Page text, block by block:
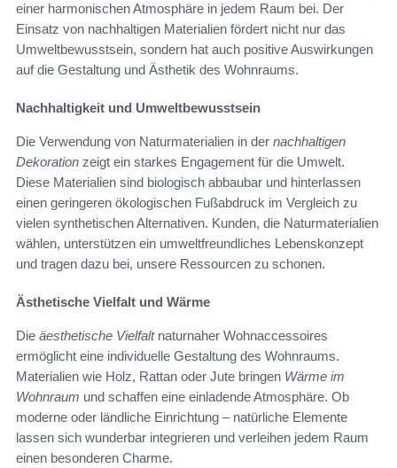
einer harmonischen Atmosphäre in jedem Raum bei. Der
Einsatz von nachhaltigen Materialien fördert nicht nur das
Umweltbewusstsein, sondern hat auch positive Auswirkungen
auf die Gestaltung und Ästhetik des Wohnraums.
Nachhaltigkeit und Umweltbewusstsein
Die Verwendung von Naturmaterialien in der nachhaltigen
Dekoration zeigt ein starkes Engagement für die Umwelt.
Diese Materialien sind biologisch abbaubar und hinterlassen
einen geringeren ökologischen Fußabdruck im Vergleich zu
vielen synthetischen Alternativen. Kunden, die Naturmaterialien
wählen, unterstützen ein umweltfreundliches Lebenskonzept
und tragen dazu bei, unsere Ressourcen zu schonen.
Ästhetische Vielfalt und Wärme
Die äesthetische Vielfaltnaturnaher Wohnaccessoires
ermöglicht eine individuelle Gestaltung des Wohnraums.
Materialien wie Holz, Rattan oder Jute bringen Wärme im
Wohnraum und schaffen eine einladende Atmosphäre. Ob
moderne oder ländliche Einrichtung – natürliche Elemente
lassen sich wunderbar integrieren und verleihen jedem Raum
einen besonderen Charme.